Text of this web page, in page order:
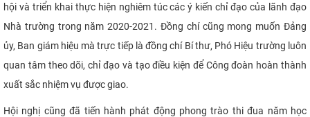
hội và triển khai thực hiện nghiêm túc các ý kiến chỉ đạo của lãnh đạo
Nhà trường trong năm 2020-2021. Đồng chí cũng mong muốn Đảng
ủy, Ban giám hiệu mà trực tiếp là đồng chí Bí thư, Phó Hiệu trường luôn
quan tâm theo dõi, chỉ đạo và tạo điều kiện để Công đoàn hoàn thành
xuất sắc nhiệm vụ được giao.
Hội nghị cũng đã tiến hành phát động phong trào thi đua năm học